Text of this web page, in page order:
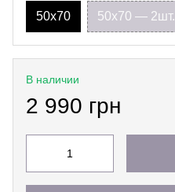
50х70 50х70 — 2шт.
В наличии
2 990 грн